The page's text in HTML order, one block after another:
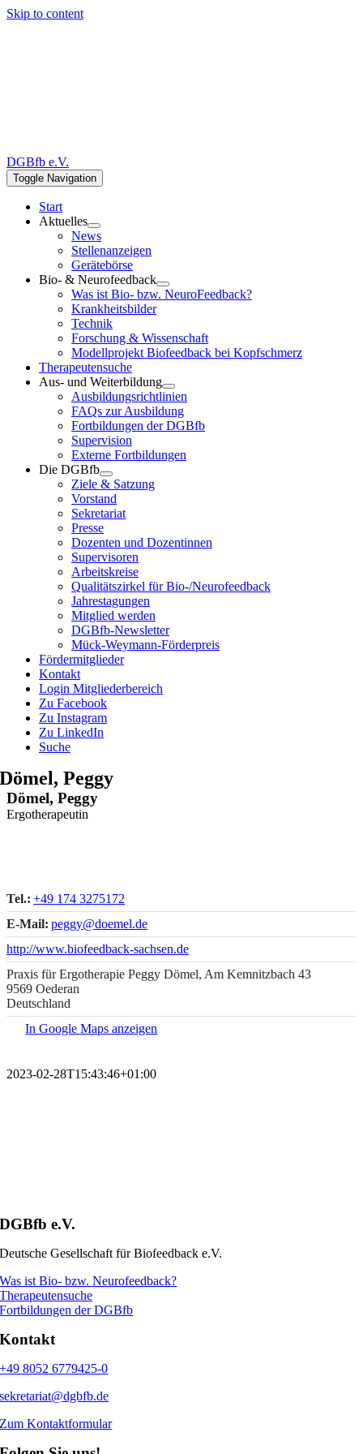
Skip to content
DGBfb e.V.
Toggle Navigation
Start
Aktuelles
News
Stellenanzeigen
Gerätebörse
Bio- & Neurofeedback
Was ist Bio- bzw. NeuroFeedback?
Krankheitsbilder
Technik
Forschung & Wissenschaft
Modellprojekt Biofeedback bei Kopfschmerz
Therapeutensuche
Aus- und Weiterbildung
Ausbildungsrichtlinien
FAQs zur Ausbildung
Fortbildungen der DGBfb
Supervision
Externe Fortbildungen
Die DGBfb
Ziele & Satzung
Vorstand
Sekretariat
Presse
Dozenten und Dozentinnen
Supervisoren
Arbeitskreise
Qualitätszirkel für Bio-/Neurofeedback
Jahrestagungen
Mitglied werden
DGBfb-Newsletter
Mück-Weymann-Förderpreis
Fördermitglieder
Kontakt
Login Mitgliederbereich
Zu Facebook
Zu Instagram
Zu LinkedIn
Suche
Dömel, Peggy
Dömel, Peggy
Ergotherapeutin
Tel.: +49 174 3275172
E-Mail: peggy@doemel.de
http://www.biofeedback-sachsen.de
Praxis für Ergotherapie Peggy Dömel, Am Kemnitzbach 43
9569 Oederan
Deutschland
In Google Maps anzeigen
2023-02-28T15:43:46+01:00
DGBfb e.V.
Deutsche Gesellschaft für Biofeedback e.V.
Was ist Bio- bzw. Neurofeedback?
Therapeutensuche
Fortbildungen der DGBfb
Kontakt
+49 8052 6779425-0
sekretariat@dgbfb.de
Zum Kontaktformular